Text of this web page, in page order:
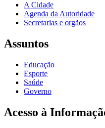
A Cidade
Agenda da Autoridade
Secretarias e orgãos
Assuntos
Educação
Esporte
Saúde
Governo
Acesso à